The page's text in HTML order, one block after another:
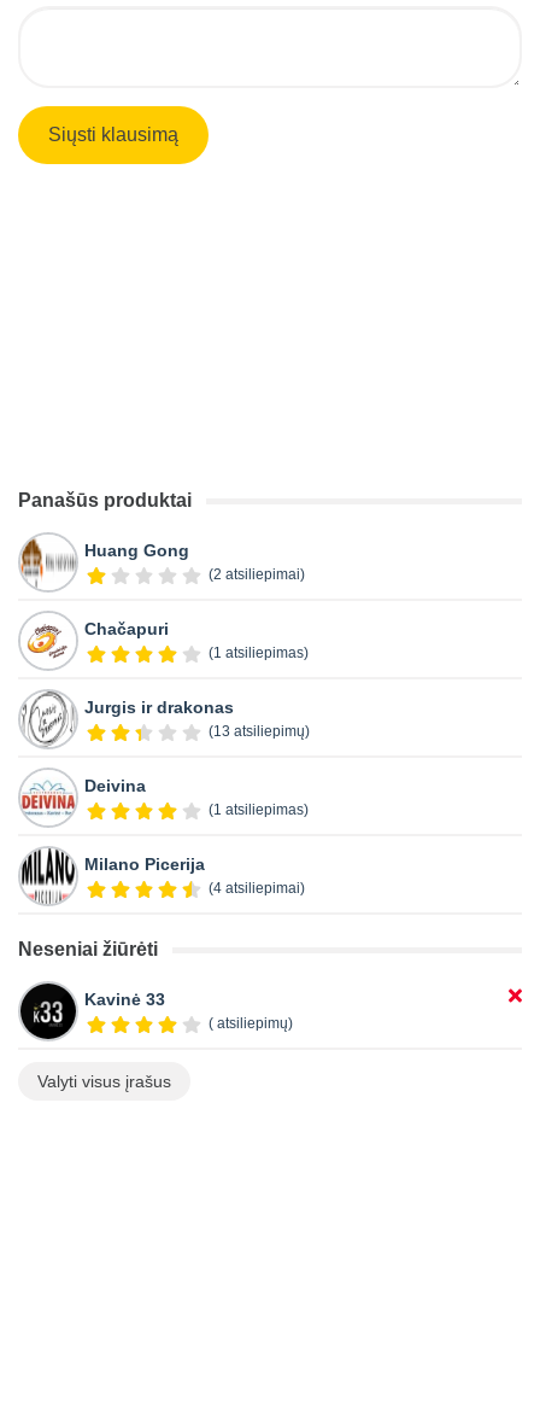
Panašūs produktai
Huang Gong
(2 atsiliepimai)
Chačapuri
(1 atsiliepimas)
Jurgis ir drakonas
(13 atsiliepimų)
Deivina
(1 atsiliepimas)
Milano Picerija
(4 atsiliepimai)
Neseniai žiūrėti
Kavinė 33
( atsiliepimų)
Valyti visus įrašus